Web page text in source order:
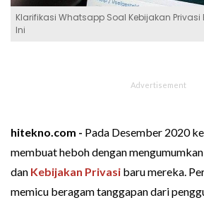
Klarifikasi Whatsapp Soal Kebijakan Privasi
Ini
hitekno.com - Pada Desember 2020
membuat heboh dengan
dan Kebijakan Privasi baru mereka.
memicu beragam tanggapan dari